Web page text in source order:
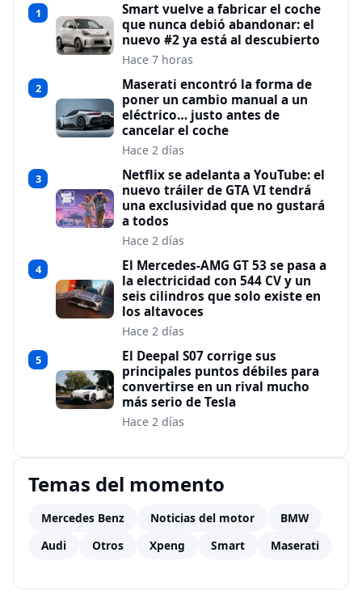
1
Smart vuelve a fabricar el coche
que nunca debió abandonar: el
nuevo #2 ya está al descubierto
Hace 7 horas
2
Maserati encontró la forma de
poner un cambio manual a un
eléctrico… justo antes de
cancelar el coche
Hace 2 días
3
Netflix se adelanta a YouTube: el
nuevo tráiler de GTA VI tendrá
una exclusividad que no gustará
a todos
Hace 2 días
4
El Mercedes-AMG GT 53 se pasa a
la electricidad con 544 CV y un
seis cilindros que solo existe en
los altavoces
Hace 2 días
5
El Deepal S07 corrige sus
principales puntos débiles para
convertirse en un rival mucho
más serio de Tesla
Hace 2 días
Temas del momento
Mercedes Benz Noticias del motor
BMW
Audi
Otros Xpeng Smart Maserati